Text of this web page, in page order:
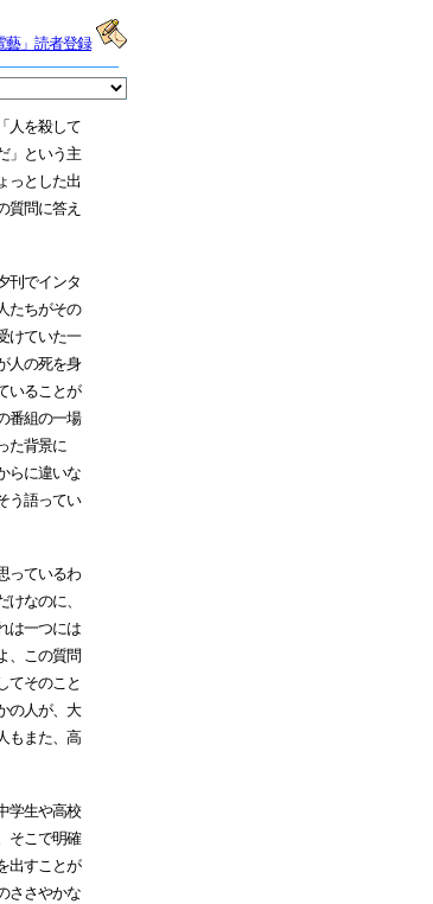
藝」読者登録
人を殺して
」という主
っとした出
質問に答え
刊でインタ
たちがその
けていた一
人の死を身
いることが
番組の一場
た背景に
らに違いな
う語ってい
っているわ
なのに、
は一つには
、この質問
てそのこと
の人が、大
もまた、高
学生や高校
そこで明確
出すことが
ささやかな